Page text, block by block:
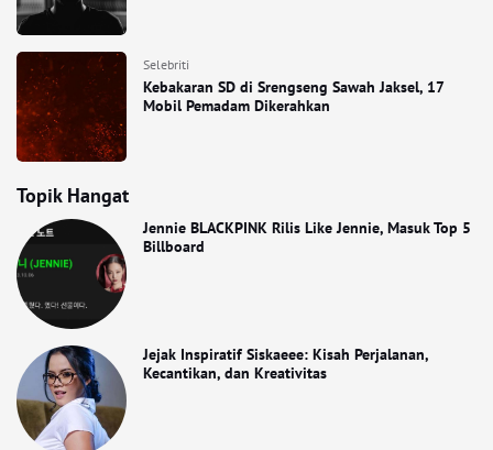
Selebriti
Kebakaran SD di Srengseng Sawah Jaksel, 17
Mobil Pemadam Dikerahkan
Topik Hangat
Jennie BLACKPINK Rilis Like Jennie, Masuk Top 5
Billboard
Jejak Inspiratif Siskaeee: Kisah Perjalanan,
Kecantikan, dan Kreativitas